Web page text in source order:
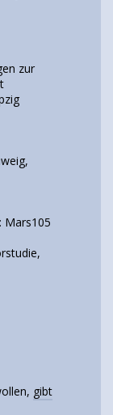
zur
Mars105
gibt